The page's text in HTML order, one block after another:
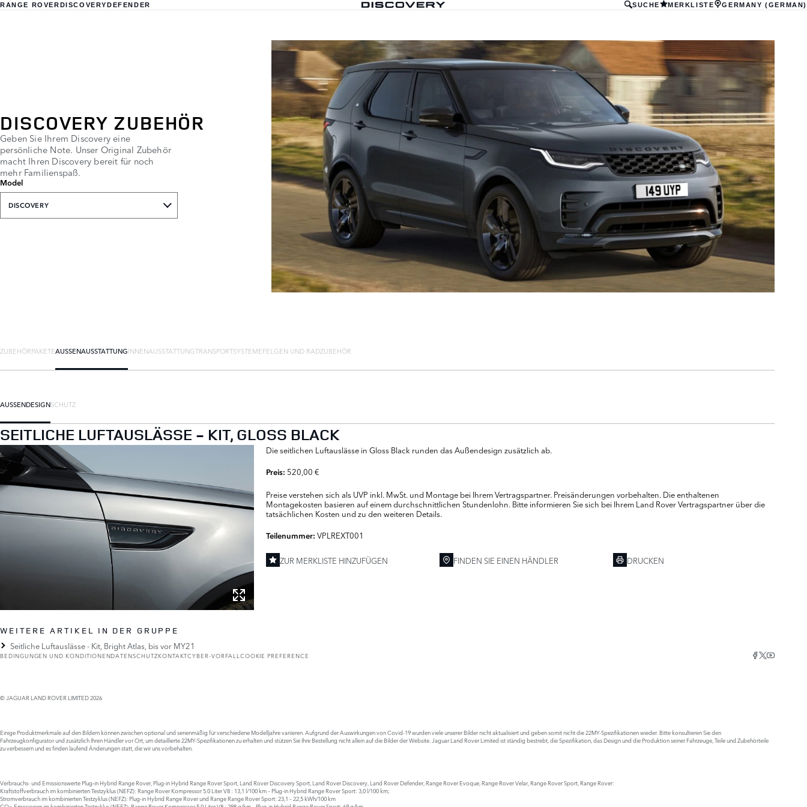
RANGE ROVERDISCOVERYDEFENDER SUCHE MERKLISTE GERMANY (GERMAN)
DISCOVERY ZUBEHÖR
Geben Sie Ihrem Discovery eine
persönliche Note. Unser Original Zubehör
macht Ihren Discovery bereit für noch
mehr Familienspaß.
Model
DISCOVERY
ZUBEHÖRPAKETEAUSSENAUSSTATTUNG INNENAUSSTATTUNGTRANSPORTSYSTEMEFELGEN UND RADZUBEHÖR
AUSSENDESIGN SCHUTZ
SEITLICHE LUFTAUSLÄSSE - KIT, GLOSS BLACK
Die seitlichen Luftauslässe in Gloss Black runden das Außendesign zusätzlich ab.
Preis: 520,00 €
Preise verstehen sich als UVP inkl. MwSt. und Montage bei Ihrem Vertragspartner. Preisänderungen vorbehalten. Die enthaltenen
Montagekosten basieren auf einem durchschnittlichen Stundenlohn. Bitte informieren Sie sich bei Ihrem Land Rover Vertragspartner über die
tatsächlichen Kosten und zu den weiteren Details.
Teilenummer:VPLREXT001
ZUR MERKLISTE HINZUFÜGEN FINDEN SIE EINEN HÄNDLER DRUCKEN
WEITERE ARTIKEL IN DER GRUPPE
Seitliche Luftauslässe - Kit, Bright Atlas, bis vor MY21
BEDINGUNGEN UND KONDITIONENDATENSCHUTZKONTAKTCYBER-VORFALL COOKIE PREFERENCE
© JAGUAR LAND ROVER LIMITED 2026
Einige Produktmerkmale auf den Bildern können zwischen optional und serienmäßig für verschiedene Modelljahre variieren. Aufgrund der Auswirkungen von Covid-19 wurden viele unserer Bilder nicht aktualisiert und geben somit nicht die 22MY-Spezifikationen wieder. Bitte konsultieren Sie den
Fahrzeugkonfigurator und zusätzlich Ihren Händler vor Ort, um detaillierte 22MY-Spezifikationen zu erhalten und stützen Sie Ihre Bestellung nicht allein auf die Bilder der Website. Jaguar Land Rover Limited ist ständig bestrebt, die Spezifikation, das Design und die Produktion seiner Fahrzeuge, Teile und Zubehörteile
zu verbessern und es finden laufend Änderungen statt, die wir uns vorbehalten.
Verbrauchs- und Emissionswerte Plug‑in Hybrid Range Rover, Plug‑in Hybrid Range Rover Sport, Land Rover Discovery Sport, Land Rover Discovery, Land Rover Defender, Range Rover Evoque, Range Rover Velar, Range Rover Sport, Range Rover:
Kraftstoffverbrauch im kombinierten Testzyklus (NEFZ): Range Rover Kompressor 5.0 Liter V8 : 13,1 l/100 km – Plug-in Hybrid Range Rover Sport: 3,0 l/100 km;
Stromverbrauch im kombinierten Testzyklus (NEFZ): Plug-in Hybrid Range Rover und Range Range Rover Sport: 23,1 – 22,5 kWh/100 km